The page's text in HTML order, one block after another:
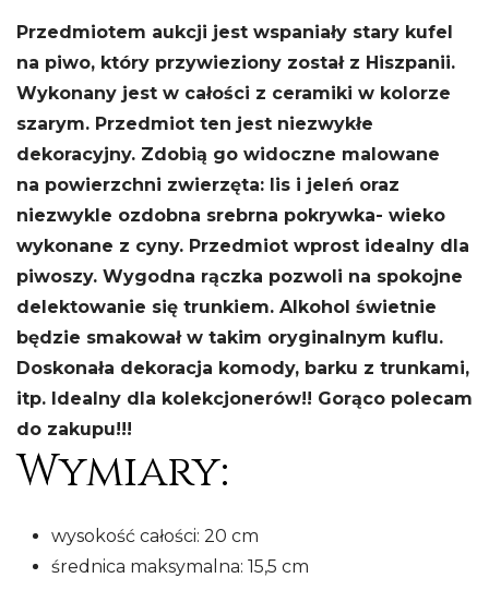
Przedmiotem aukcji jest wspaniały stary kufel
na piwo, który przywieziony został z Hiszpanii.
Wykonany jest w całości z ceramiki w kolorze
szarym. Przedmiot ten jest niezwykłe
dekoracyjny. Zdobią go widoczne malowane
na powierzchni zwierzęta: lis i jeleń oraz
niezwykle ozdobna srebrna pokrywka- wieko
wykonane z cyny. Przedmiot wprost idealny dla
piwoszy. Wygodna rączka pozwoli na spokojne
delektowanie się trunkiem. Alkohol świetnie
będzie smakował w takim oryginalnym kuflu.
Doskonała dekoracja komody, barku z trunkami,
itp. Idealny dla kolekcjonerów!! Gorąco polecam
do zakupu!!!
Wymiary:
wysokość całości: 20 cm
średnica maksymalna: 15,5 cm